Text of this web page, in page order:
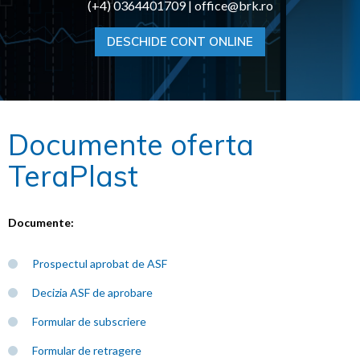
(+4) 0364401709 | office@brk.ro
DESCHIDE CONT ONLINE
Documente oferta
TeraPlast
Documente:
Prospectul aprobat de ASF
Decizia ASF de aprobare
Formular de subscriere
Formular de retragere